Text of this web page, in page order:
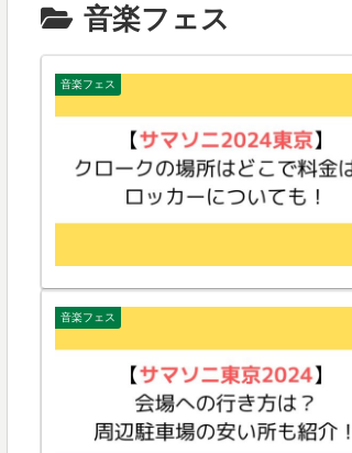
音楽フェス
音楽フェス
音楽フェス